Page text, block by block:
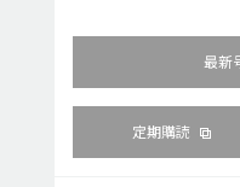
最新
定期購読